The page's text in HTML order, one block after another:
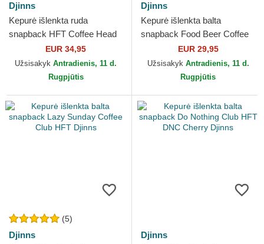
Djinns
Kepurė išlenkta ruda
snapback HFT Coffee Head
EUR 34,95
Užsisakyk Antradienis, 11 d.
Rugpjūtis
Djinns
Kepurė išlenkta balta
snapback Food Beer Coffee
HFT DjinnsEUR 29,95
Užsisakyk Antradienis, 11 d.
Rugpjūtis
(5)
Djinns
Djinns